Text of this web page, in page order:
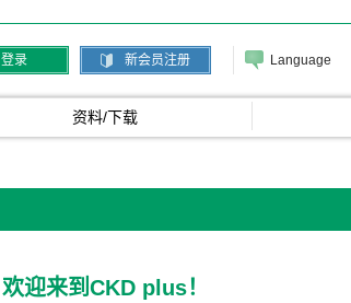
登录 新会员注册 Language
资料/下载
欢迎来到CKD plus！